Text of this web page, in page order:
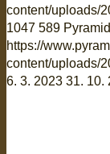
content/uploads/
1047 589
https://
content/uploads/
6. 3. 2023 31. 10.